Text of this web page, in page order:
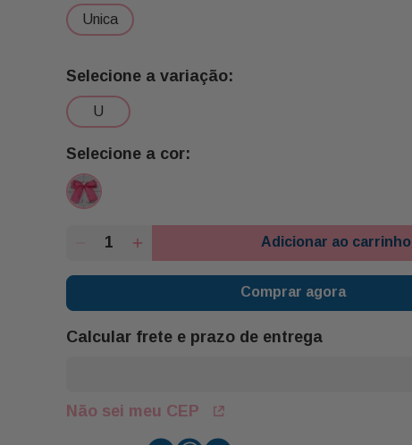
u
unica
Adicionar ao carrinho
Comprar agora
Calcular frete e prazo de entrega
Não sei meu CEP